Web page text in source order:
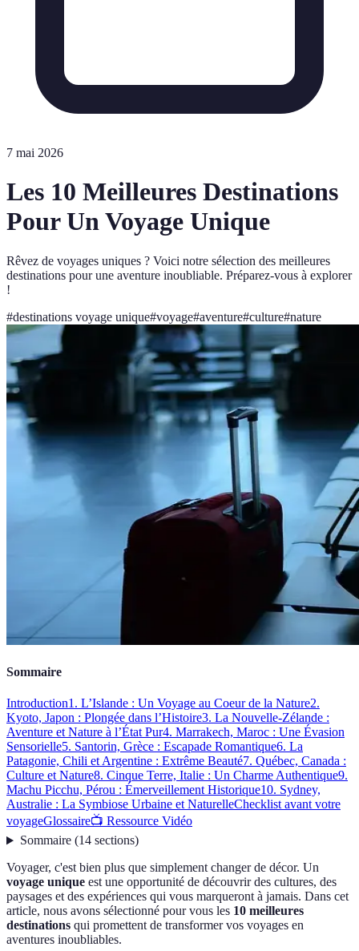
7 mai 2026
Les 10 Meilleures Destinations
Pour Un Voyage Unique
Rêvez de voyages uniques ? Voici notre sélection des meilleures
destinations pour une aventure inoubliable. Préparez-vous à explorer
!
#destinations voyage unique#voyage#aventure#culture#nature
Sommaire
Introduction1. L’Islande : Un Voyage au Coeur de la Nature2.
Kyoto, Japon : Plongée dans l’Histoire3. La Nouvelle-Zélande :
Aventure et Nature à l’État Pur4. Marrakech, Maroc : Une Évasion
Sensorielle5. Santorin, Grèce : Escapade Romantique6. La
Patagonie, Chili et Argentine : Extrême Beauté7. Québec, Canada :
Culture et Nature8. Cinque Terre, Italie : Un Charme Authentique9.
Machu Picchu, Pérou : Émerveillement Historique10. Sydney,
Australie : La Symbiose Urbaine et NaturelleChecklist avant votre
voyageGlossaire📺 Ressource Vidéo
Sommaire(14 sections)
Voyager, c'est bien plus que simplement changer de décor. Un
voyage unique est une opportunité de découvrir des cultures, des
paysages et des expériences qui vous marqueront à jamais. Dans cet
article, nous avons sélectionné pour vous les 10 meilleures
destinations qui promettent de transformer vos voyages en
aventures inoubliables.